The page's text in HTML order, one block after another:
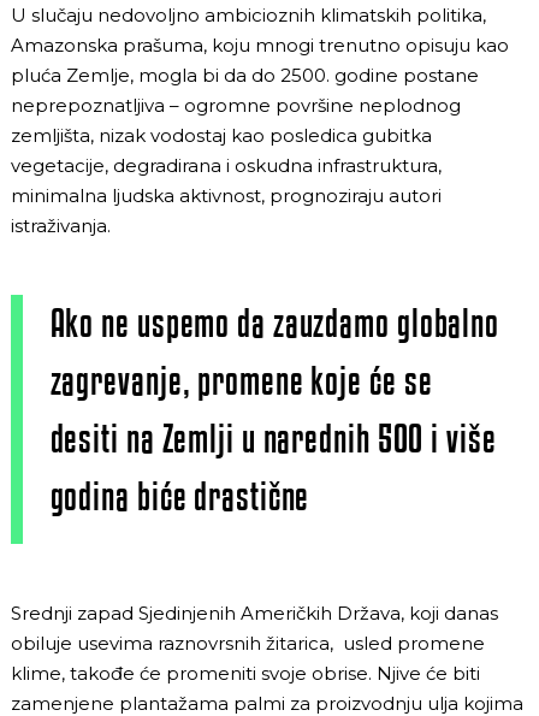
U slučaju nedovoljno ambicioznih klimatskih politika,
Amazonska prašuma, koju mnogi trenutno opisuju kao
pluća Zemlje, mogla bi da do 2500. godine postane
neprepoznatljiva – ogromne površine neplodnog
zemljišta, nizak vodostaj kao posledica gubitka
vegetacije, degradirana i oskudna infrastruktura,
minimalna ljudska aktivnost, prognoziraju autori
istraživanja.
Ako ne uspemo da zauzdamo globalno
zagrevanje, promene koje će se
desiti na Zemlji u narednih 500 i više
godina biće drastične
Srednji zapad Sjedinjenih Američkih Država, koji danas
obiluje usevima raznovrsnih žitarica, usled promene
klime, takođe će promeniti svoje obrise. Njive će biti
zamenjene plantažama palmi za proizvodnju ulja kojima